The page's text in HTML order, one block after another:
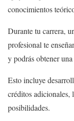
conocimientos
Durante tu carrera,
profesional te
y podrás obtener
Esto incluye
créditos adicionales,
posibilidades.